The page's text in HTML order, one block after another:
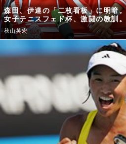
森田、伊達の「二枚看板」に明暗。
女子テニスフェド杯、激闘の教訓。
秋山英宏